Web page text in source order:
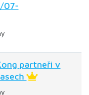
07-
partneři v